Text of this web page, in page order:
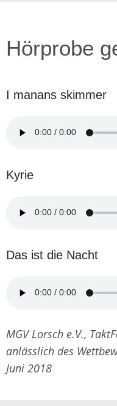
Hörprobe
I manans skimmer
Kyrie
Das ist die Nacht
MGV Lorsch e.V.,
anlässlich des
Juni 2018